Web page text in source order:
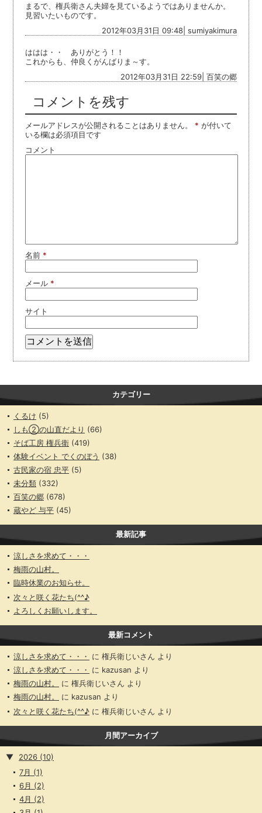
カテゴリー
くるけ (5)
しも②の山直だより (66)
そば工房 権兵衛 (419)
体験イベント でくのぼう (38)
古民家の宿 忠平 (5)
未分類 (332)
百笑の郷 (678)
蔵やど 与平 (45)
最新記事
涼しさを求めて・・・
梅雨の山村。
臨時休業のお知らせ。
次々と咲く花たち(^^♪
よろしくお願いします。
最新コメント
涼しさを求めて・・・ に 権兵衛じいさん より
涼しさを求めて・・・
に kazusan より
梅雨の山村。
に 権兵衛じいさん より
梅雨の山村。
に kazusan より
次々と咲く花たち(^^♪ に 権兵衛じいさん より
月間アーカイブ
▼ 2026 (10)
7月 (1)
6月 (2)
4月 (2)
まるで、権兵衛さん夫婦を見ているようではありませんか。
見習いたいものです。
2012年03月31日 09:48| sumiyakimura
ははは・・ ありがとう！！
これからも、仲良くがんばりま～す。
2012年03月31日 22:59| 百笑の郷
コメントを残す
メールアドレスが公開されることはありません。 * が付いて
いる欄は必須項目です
コメント
名前 *
メール *
サイト